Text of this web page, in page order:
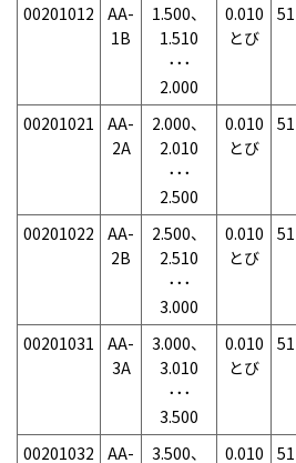
00201012
AA-
1B
1.500、
1.510
･･･
2.000
0.010
とび
51
00201021
AA-
2A
2.000、
2.010
･･･
2.500
0.010
とび
51
00201022
AA-
2B
2.500、
2.510
･･･
3.000
0.010
とび
51
00201031
AA-
3A
3.000、
3.010
･･･
3.500
0.010
とび
51
00201032
AA-
3.500、
0.010
51